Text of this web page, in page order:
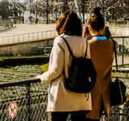
нагоре и надолу или